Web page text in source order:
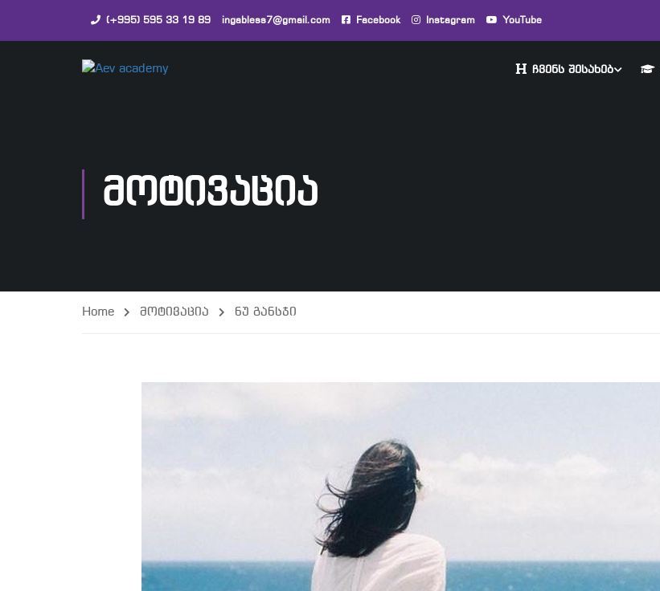
(+995) 595 33 19 89 ingabless7@gmail.com Facebook Instagram YouTube
ᲩᲕᲔᲜᲡ ᲨᲔᲡᲐᲮᲔᲑ
ᲛᲝᲢᲘᲕᲐᲪᲘᲐ
Home მოტივაცია ნუ განსჯი